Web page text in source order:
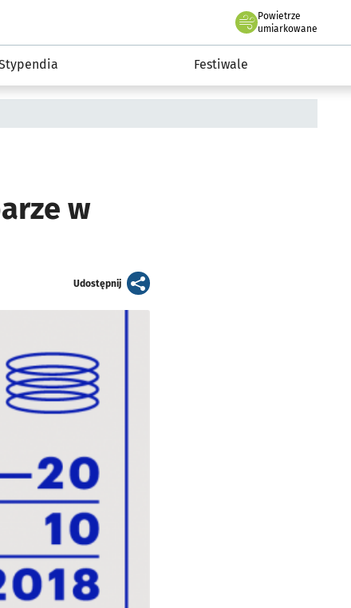
Powietrze
we Wrocławiu
umiarkowane
Festiwale
w
Udostępnijartykuł